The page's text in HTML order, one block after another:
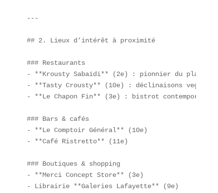
---
## 2. Lieux d’intérêt à proximité
### Restaurants
- **Krousty Sabaïdi** (2e) : pionnier du plat.
- **Tasty Crousty** (10e) : déclinaisons
- **Le Chapon Fin** (3e) : bistrot
### Bars & cafés
- **Le Comptoir Général** (10e)
- **Café Ristretto** (11e)
### Boutiques & shopping
- **Merci Concept Store** (3e)
- Librairie **Galeries Lafayette** (9e)